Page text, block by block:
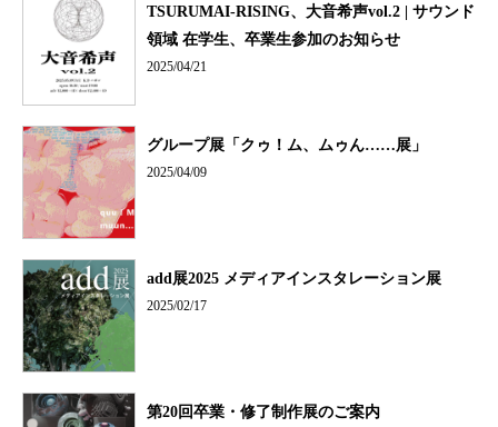
TSURUMAI-RISING、大音希声vol.2 | サウンド
領域 在学生、卒業生参加のお知らせ
2025/04/21
グループ展「クゥ！ム、ムゥん……展」
2025/04/09
add展2025 メディアインスタレーション展
2025/02/17
第20回卒業・修了制作展のご案内